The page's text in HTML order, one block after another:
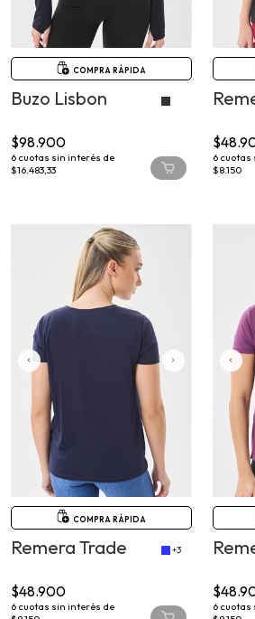
COMPRA RÁPIDA
Buzo Lisbon
6cuotas sin interés de
$16.483,33
6cuotas
$8.150
COMPRA RÁPIDA
Remera Trade
6cuotas sin interés de
$8.150
6cuotas
$8.150